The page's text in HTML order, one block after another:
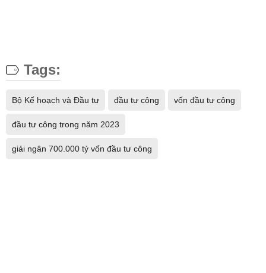
Tags:
Bộ Kế hoạch và Đầu tư đầu tư công vốn đầu tư công
đầu tư công trong năm 2023
giải ngân 700.000 tỷ vốn đầu tư công